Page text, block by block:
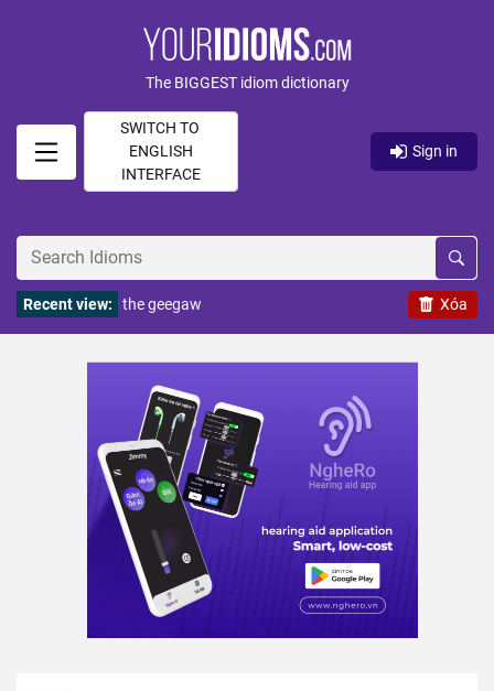
The BIGGEST idiom dictionary
SWITCH TO
ENGLISH
INTERFACE
Sign in
Xóa
Recent view: the geegaw